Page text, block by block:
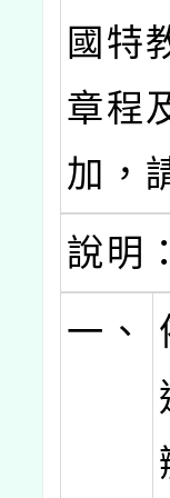
國特
章程
加，
說明：
一、